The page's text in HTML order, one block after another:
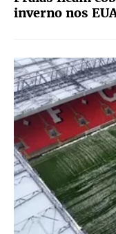
inverno nos